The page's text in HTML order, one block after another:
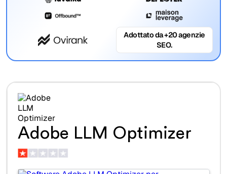
Adottato da +20 agenzie
SEO.
Adobe LLM Optimizer